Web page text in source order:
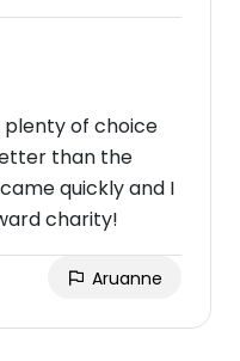
plenty of choice
than the
quickly and I
charity!
Aruanne